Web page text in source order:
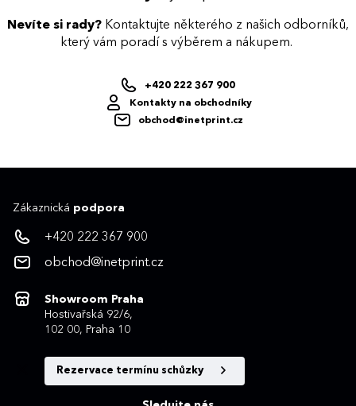
Nevíte si rady? Kontaktujte některého z našich odborníků,
který vám poradí s výběrem a nákupem.
+420 222 367 900
Kontakty na obchodníky
obchod@inetprint.cz
Zákaznická podpora
+420 222 367 900
obchod@inetprint.cz
Showroom Praha
Hostivařská 92/6,
102 00, Praha 10
Rezervace termínu schůzky